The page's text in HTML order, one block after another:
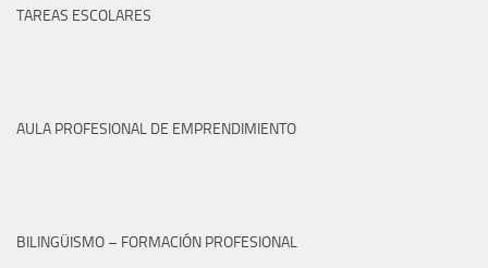
TAREAS ESCOLARES
AULA PROFESIONAL DE EMPRENDIMIENTO
BILINGÜISMO – FORMACIÓN PROFESIONAL